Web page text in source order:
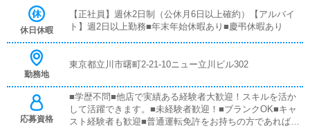
キャスト管理写メ日記などのネットPRや接客アドバイス
で、キャストが稼げるよう支援します。■PC更新業務ヘブ
な人も大丈夫です。■清掃・備品管理店内清掃や備品の点
休日休暇
【正社員】週休2日制（公休月6日以上確約）【アルバイ
ト】週2日以上勤務■年末年始休暇あり■慶弔休暇あり
勤務地
東京都立川市曙町2-21-10ニュー立川ビル302
応募資格
■学歴不問■他店で実績ある経験者大歓迎！スキルを活か
して活躍できます。■未経験者歓迎！■ブランクOK■キャ
スト経験者も歓迎■普通運転免許をお持ちの方であれば尚